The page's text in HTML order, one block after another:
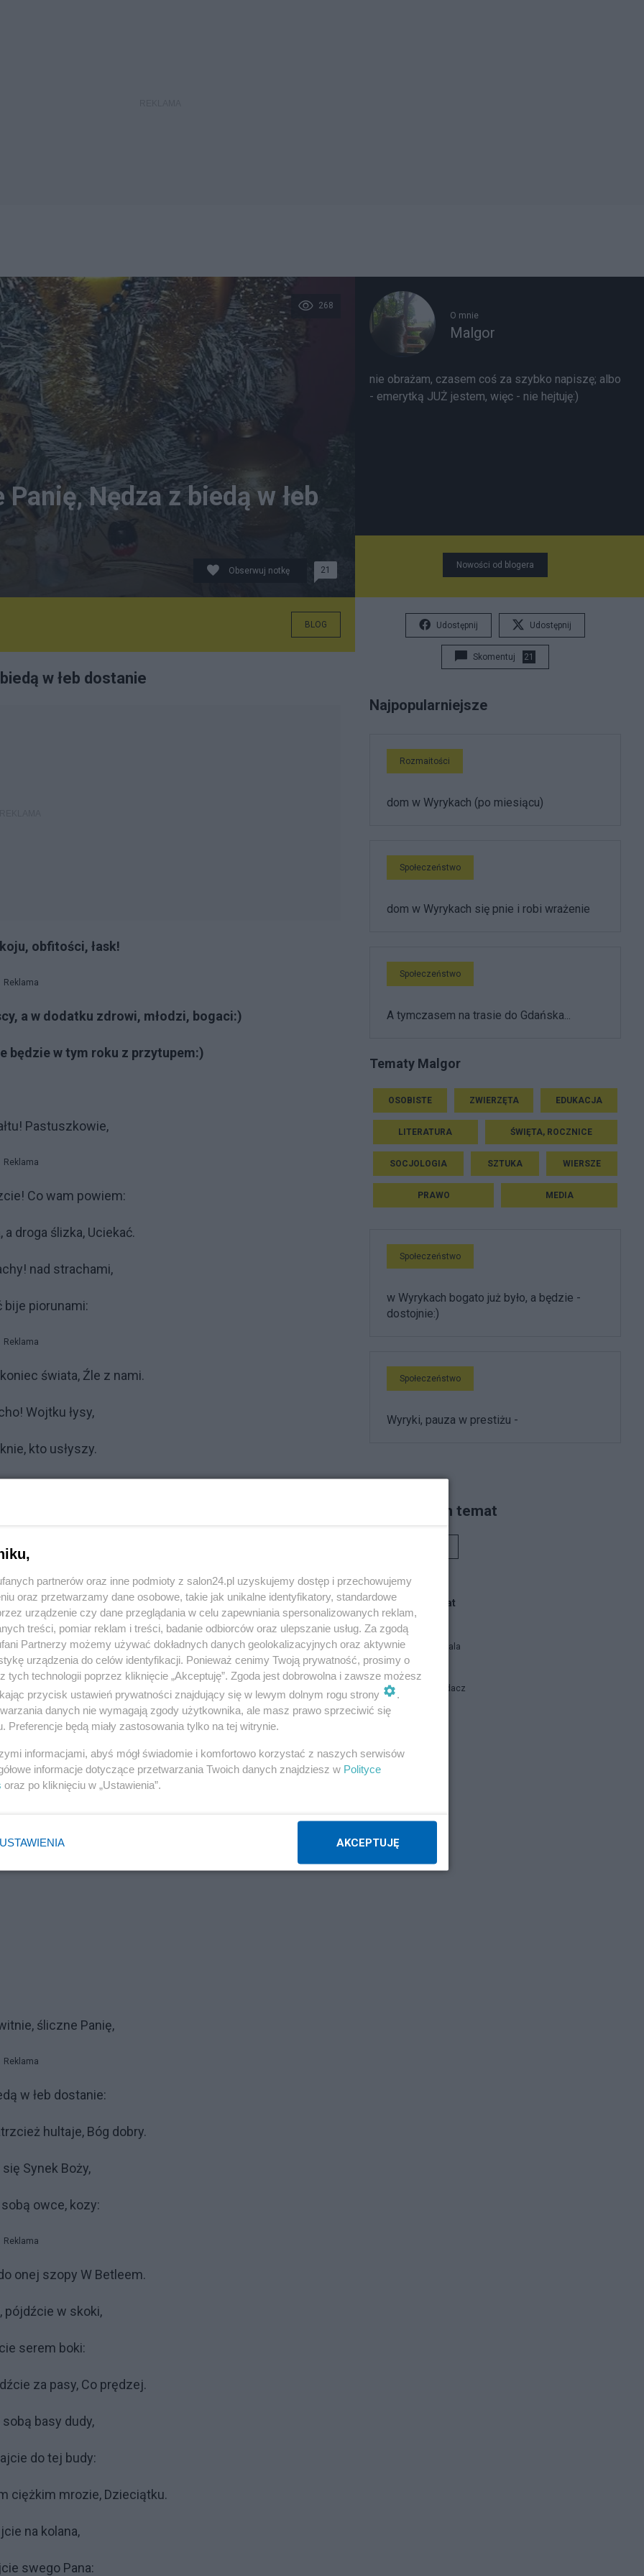
268
Nędza z biedą w łeb
Obserwuj notkę 21
BLOG
w łeb dostanie
obfitości, łask!
Reklama
a w dodatku zdrowi, młodzi, bogaci:)
będzie w tym roku z przytupem:)
Pastuszkowie,
Reklama
Co wam powiem:
a droga ślizka, Uciekać.
nad strachami,
bije piorunami:
Reklama
świata, Źle z nami.
Wojtku łysy,
kto usłyszy.
miły Basza,
dobra nasza:
fantazyja, Nie ginie.
śliczne Panię,
Reklama
w łeb dostanie:
hultaje, Bóg dobry.
się Synek Boży,
owce, kozy:
Reklama
onej szopy W Betleem.
pójdźcie w skoki,
serem boki:
za pasy, Co prędzej.
basy dudy,
do tej budy:
ciężkim mrozie, Dzieciątku.
na kolana,
swego Pana:
O mnie
Malgor
nie obrażam, czasem coś za szybko napiszę; albo
- emerytką JUŻ jestem, więc - nie hejtuję:)
Nowości od blogera
Udostępnij Udostępnij
Skomentuj 21
Najpopularniejsze
Rozmaitości
dom w Wyrykach (po miesiącu)
Społeczeństwo
dom w Wyrykach się pnie i robi wrażenie
Społeczeństwo
A tymczasem na trasie do Gdańska...
Tematy Malgor
OSOBISTE ZWIERZĘTA EDUKACJA
LITERATURA ŚWIĘTA, ROCZNICE
SOCJOLOGIA SZTUKA WIERSZE
PRAWO MEDIA
Społeczeństwo
w Wyrykach bogato już było, a będzie -
dostojnie:)
Społeczeństwo
Wyryki, pauza w prestiżu -
Piszą na ten temat
Blogi na ten temat
Siukum Balala
Stary Wyjadacz
partnerów oraz inne podmioty z salon24.pl uzyskujemy dostęp i przechowujemy
oraz przetwarzamy dane osobowe, takie jak unikalne identyfikatory, standardowe
urządzenie czy dane przeglądania w celu zapewniania spersonalizowanych reklam,
treści, pomiar reklam i treści, badanie odbiorców oraz ulepszanie usług. Za zgodą
Partnerzy możemy używać dokładnych danych geolokalizacyjnych oraz aktywnie
urządzenia do celów identyfikacji. Ponieważ cenimy Twoją prywatność, prosimy o
tych technologii poprzez kliknięcie „Akceptuję”. Zgoda jest dobrowolna i zawsze możesz
przycisk ustawień prywatności znajdujący się w lewym dolnym rogu strony
.
danych nie wymagają zgody użytkownika, ale masz prawo sprzeciwić się
Preferencje będą miały zastosowania tylko na tej witrynie.
informacjami, abyś mógł świadomie i komfortowo korzystać z naszych serwisów
informacje dotyczące przetwarzania Twoich danych znajdziesz w Polityce
oraz po kliknięciu w „Ustawienia”.
USTAWIENIA AKCEPTUJĘ